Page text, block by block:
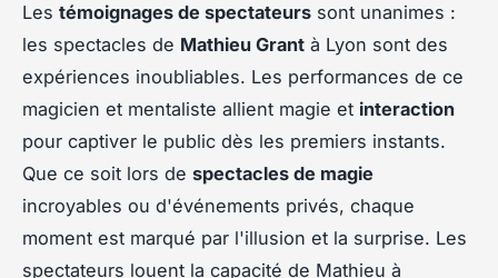
Les témoignages de spectateurs sont unanimes :
les spectacles de Mathieu Grant à Lyon sont des
expériences inoubliables. Les performances de ce
magicien et mentaliste allient magie et interaction
pour captiver le public dès les premiers instants.
Que ce soit lors de spectacles de magie
incroyables ou d'événements privés, chaque
moment est marqué par l'illusion et la surprise. Les
spectateurs louent la capacité de Mathieu à